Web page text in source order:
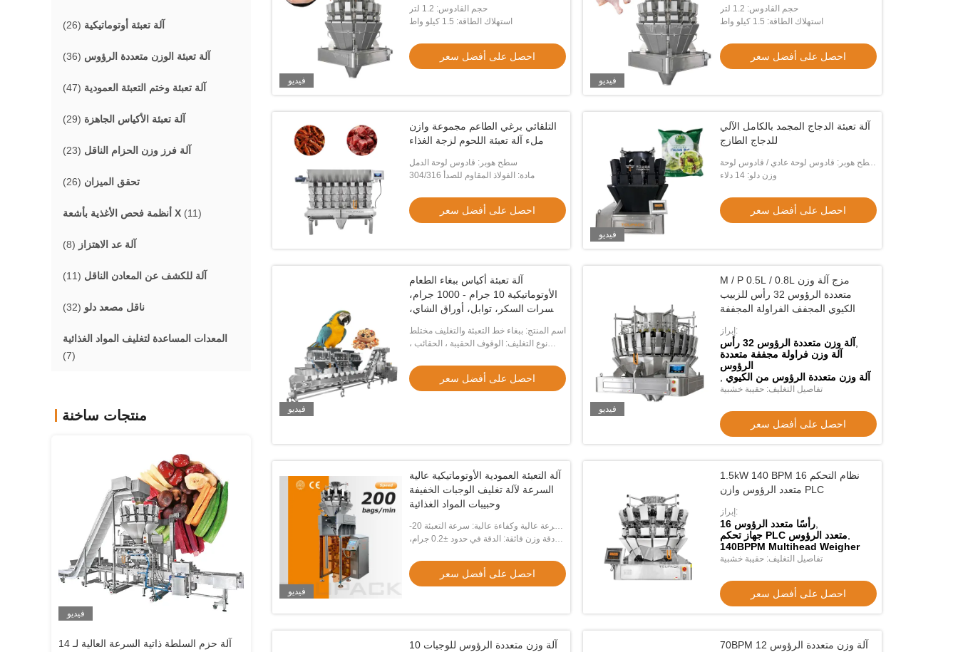
آلة تعبئة أوتوماتيكية (26)
آلة تعبئة الوزن متعددة الرؤوس (36)
آلة تعبئة وختم التعبئة العمودية (47)
آلة تعبئة الأكياس الجاهزة (29)
آلة فرز وزن الحزام الناقل (23)
تحقق الميزان (26)
أنظمة فحص الأغذية بأشعة X (11)
آلة عد الاهتزاز (8)
آلة للكشف عن المعادن الناقل (11)
ناقل مصعد دلو (32)
المعدات المساعدة لتغليف المواد الغذائية
(7)
منتجات ساخنة
فيديو
304SUS دلو مصعد ناقل مطحنة الذرة حبوب
حلوى سناك الفول السوداني والحبوب الشاي
فيديو
آلة ناقل نوع الوعاء، مصعد على شكل حرف
فيديو فيديو
التغذية الاهتزازية تصنيع الكهربائية
فيديو
حجم القادوس: 1.2 لتر
استهلاك الطاقة: 1.5 كيلو واط
احصل على أفضل سعر
فيديو
حجم القادوس: 1.2 لتر
استهلاك الطاقة: 1.5 كيلو واط
احصل على أفضل سعر
التلقائي برغي الطاعم مجموعة وازن
ملء آلة تعبئة اللحوم لزجة الغذاء
سطح هوبر: قادوس لوحة الدمل
مادة: الفولاذ المقاوم للصدأ 304/316
احصل على أفضل سعر
فيديو
آلة تعبئة الدجاج المجمد بالكامل الآلي
للدجاج الطازج
سطح هوبر: قادوس لوحة عادي / قادوس لوحة
الدمل
وزن دلو: 14 دلاء
احصل على أفضل سعر
فيديو
آلة تعبئة أكياس ببغاء الطعام
الأوتوماتيكية 10 جرام - 1000 جرام،
مكسرات السكر، توابل، أوراق الشاي،
الرؤوس
اسم المنتج: ببغاء خط التعبئة والتغليف مختلط
نوع التغليف: الوقوف الحقيبة ، الحقائب ،
احصل على أفضل سعر
فيديو
M / P 0.5L / 0.8L مزج آلة وزن
متعددة الرؤوس 32 رأس للزبيب
الكيوي المجفف الفراولة المجففة
إبراز:
آلة وزن متعددة الرؤوس 32 رأس
آلة وزن فراولة مجففة متعددة
الرؤوس
آلة وزن متعددة الرؤوس من الكيوي
تفاصيل التغليف: حقيبة خشبية
احصل على أفضل سعر
فيديو
آلة التعبئة العمودية الأوتوماتيكية عالية
السرعة لآلة تغليف الوجبات الخفيفة
وحبيبات المواد الغذائية
سرعة عالية وكفاءة عالية: سرعة التعبئة 20-
200 عبوة/الدقيقة، التشغيل المستمر
دقة وزن فائقة: الدقة في حدود ±0.2 جرام،
احصل على أفضل سعر
1.5kW 140 BPM 16 نظام التحكم
متعدد الرؤوس وازن PLC
إبراز:
16 رأسًا متعدد الرؤوس
جهاز تحكم PLC متعدد الرؤوس
140BPPM Multihead Weigher
تفاصيل التغليف: حقيبة خشبية
احصل على أفضل سعر
10 آلة وزن متعددة الرؤوس للوجبات
70BPM 12 آلة وزن متعددة الرؤوس